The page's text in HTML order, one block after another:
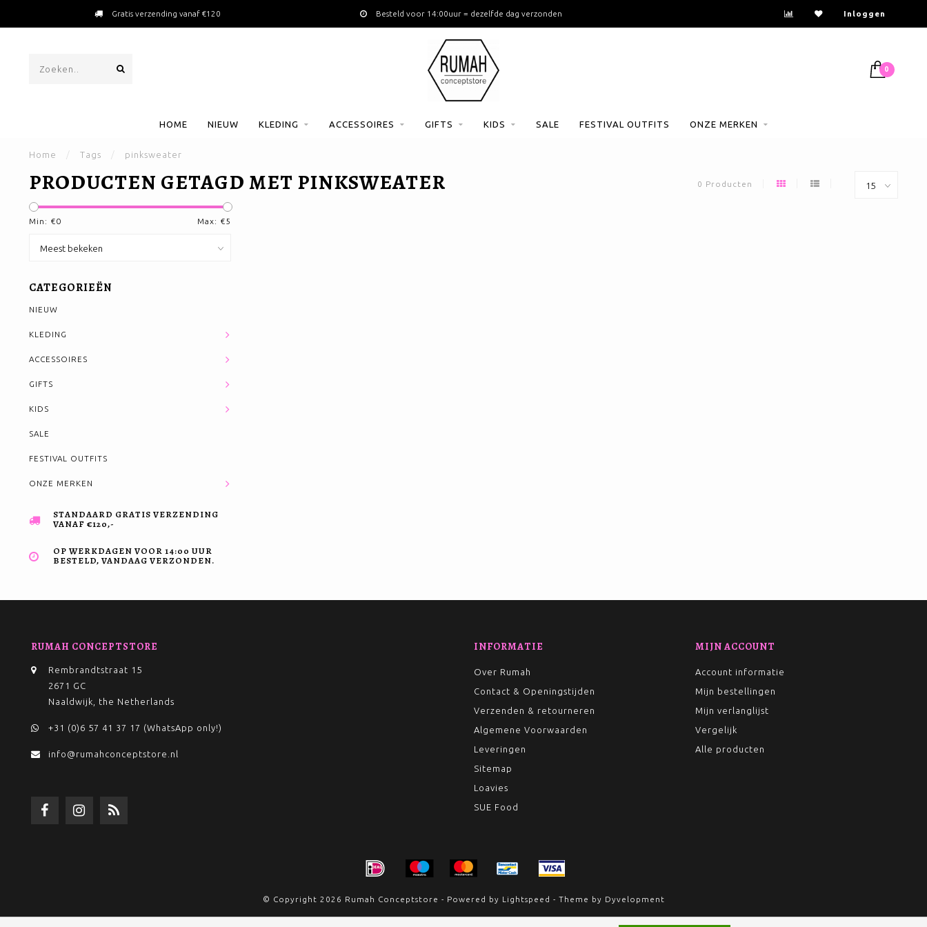
Gratis verzending vanaf €120 Besteld voor 14:00uur = dezelfde dag verzonden Inloggen
0
HOME NIEUW KLEDING ACCESSOIRES GIFTS KIDS SALE FESTIVAL OUTFITS ONZE MERKEN
Home / Tags / pinksweater
PRODUCTEN GETAGD MET PINKSWEATER 0 Producten
Min: €0 Max: €5
CATEGORIEËN
NIEUW
KLEDING
ACCESSOIRES
GIFTS
KIDS
SALE
FESTIVAL OUTFITS
ONZE MERKEN
STANDAARD GRATIS VERZENDING
VANAF €120,-
OP WERKDAGEN VOOR 14:00 UUR
BESTELD, VANDAAG VERZONDEN.
RUMAH CONCEPTSTORE
Rembrandtstraat 15
2671 GC
Naaldwijk, the Netherlands
+31 (0)6 57 41 37 17 (WhatsApp only!)
info@rumahconceptstore.nl
INFORMATIE
Over Rumah
Contact & Openingstijden
Verzenden & retourneren
Algemene Voorwaarden
Leveringen
Sitemap
Loavies
SUE Food
MIJN ACCOUNT
Account informatie
Mijn bestellingen
Mijn verlanglijst
Vergelijk
Alle producten
© Copyright 2026 Rumah Conceptstore - Powered by Lightspeed - Theme by Dyvelopment